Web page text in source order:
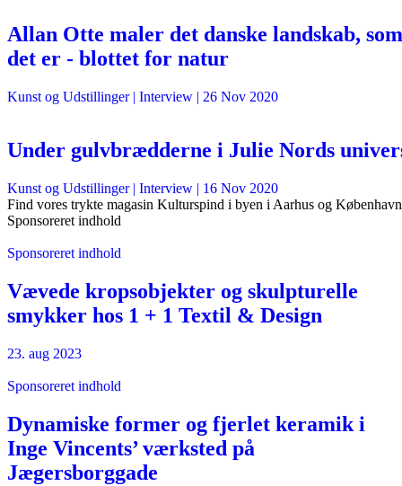
Allan Otte maler det danske landskab, som
det er - blottet for natur
Kunst og Udstillinger| Interview | 26 Nov 2020
Under gulvbrædderne i Julie Nords
Kunst og Udstillinger| Interview | 16 Nov 2020
Find vores trykte magasin Kulturspind i byen i Aarhus og København
Sponsoreret indhold
Sponsoreret indhold
Vævede kropsobjekter og skulpturelle
smykker hos 1 + 1 Textil & Design
23. aug 2023
Sponsoreret indhold
Dynamiske former og fjerlet keramik i
Inge Vincents’ værksted på
Jægersborggade